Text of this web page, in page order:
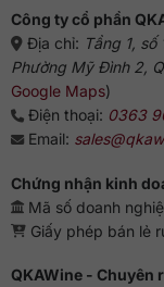
Công ty cổ phần
Địa chỉ: Tầng 1,
Phường Mỹ Đình 2,
Google Maps)
Điện thoại: 0363
Email:
Chứng nhận kinh
Mã số doanh
Giấy phép bán lẻ
QKAWine - Chuyên